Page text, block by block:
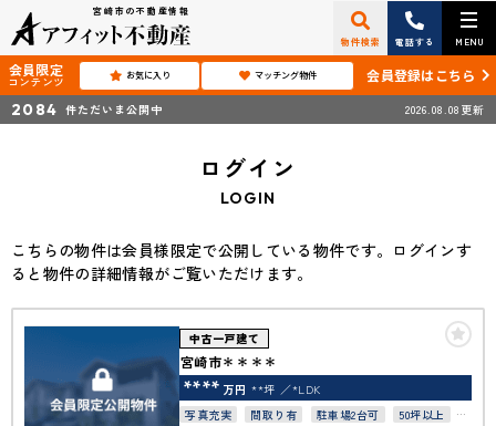
宮崎市の不動産情報
物件検索 電話する MENU
会員限定
コンテンツ お気に入り マッチング物件 会員登録はこちら
2084 件ただいま公開中 2026.08.08更新
ログイン
LOGIN
こちらの物件は会員様限定で公開している物件です。ログインす
ると物件の詳細情報がご覧いただけます。
中古一戸建て
宮崎市＊＊＊＊
**** 万円 **坪
*LDK
写真充実
間取り有 駐車場2台可
50坪以上